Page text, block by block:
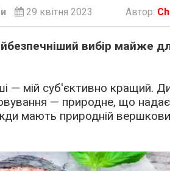
29 квітня 2023 Автор:
вибір майже
— мій суб'єктивно кращий.
— природне, що
мають природній